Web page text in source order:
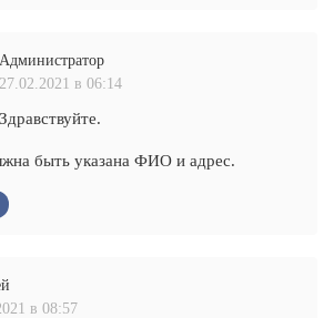
Администратор
27.02.2021 в 06:14
Здравствуйте.
быть указана ФИО и адрес.
в 08:57